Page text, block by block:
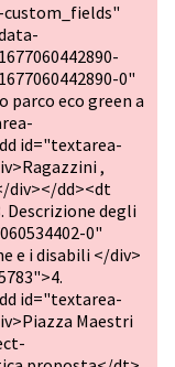
custom_fields"
0"
eco green a
id="textarea-
,
div></dd><dt
Descrizione degli
0"
e i disabili </div>
id="textarea-
Maestri